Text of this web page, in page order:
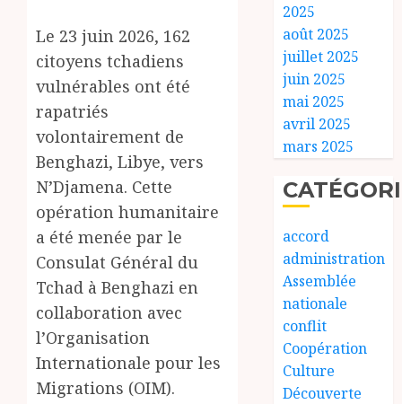
Le 23 juin 2026, 162
citoyens tchadiens
vulnérables ont été
rapatriés
volontairement de
Benghazi, Libye, vers
N’Djamena. Cette
opération humanitaire
a été menée par le
Consulat Général du
Tchad à Benghazi en
collaboration avec
l’Organisation
Internationale pour les
Migrations (OIM).
2025
août 2025
juillet 2025
juin 2025
mai 2025
avril 2025
mars 2025
accord
administration
Assemblée
nationale
conflit
Coopération
Culture
Découverte